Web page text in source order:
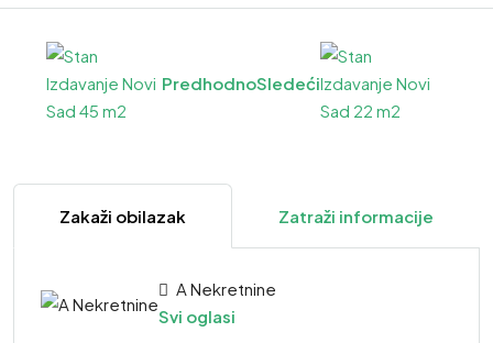
PredhodnoSledeći
Zakaži obilazak Zatraži informacije
A Nekretnine
Svi oglasi